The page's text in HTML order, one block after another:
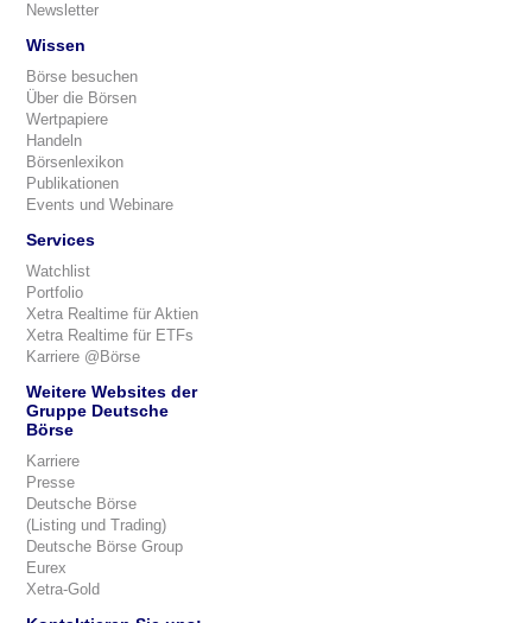
Newsletter
Wissen
Börse besuchen
Über die Börsen
Wertpapiere
Handeln
Börsenlexikon
Publikationen
Events und Webinare
Services
Watchlist
Portfolio
Xetra Realtime für Aktien
Xetra Realtime für ETFs
Karriere @Börse
Weitere Websites der
Gruppe Deutsche
Börse
Karriere
Presse
Deutsche Börse
(Listing und Trading)
Deutsche Börse Group
Eurex
Xetra-Gold